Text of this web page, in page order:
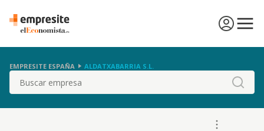
EMPRESITE ESPAÑA ALDATXABARRIA S.L.
Buscar